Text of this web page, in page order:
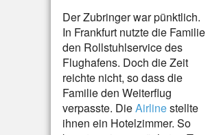
Der Zubringer war pünktlich.
In Frankfurt nutzte die Familie
den Rollstuhlservice des
Flughafens. Doch die Zeit
reichte nicht, so dass die
Familie den Weiterflug
verpasste. DieAirlinestellte
ihnen ein Hotelzimmer. So